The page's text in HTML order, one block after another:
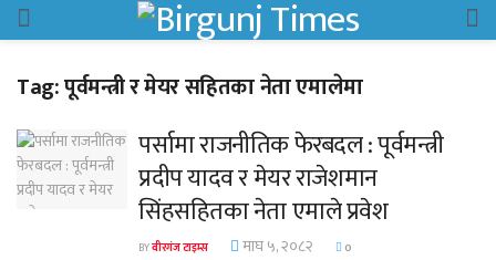
Tag:पूर्वमन्त्री र मेयर सहितका नेता एमालेमा
पर्सामा राजनीतिक फेरबदल : पूर्वमन्त्री
प्रदीप यादव र मेयर राजेशमान
सिंहसहितका नेता एमाले प्रवेश
BYवीरगंज टाइम्स माघ ५, २०८२ 0